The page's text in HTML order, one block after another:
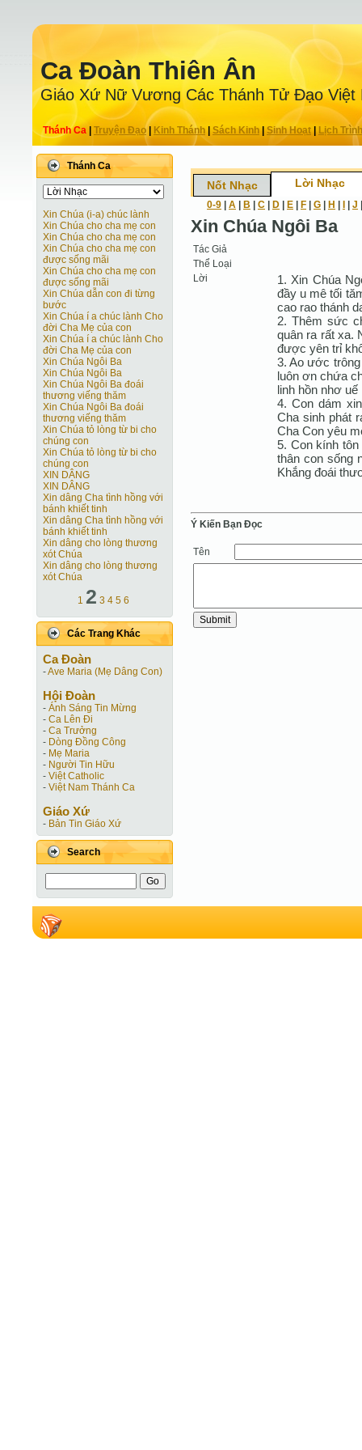
Ca Ðoàn Thiên Ân
Giáo Xứ Nữ Vương Các Thánh Tử Ðạo Việt
Thánh Ca Truyện Ðạo| Kinh Thánh Sách Kinh|Sinh Hoạt| Lịch Trình
Thánh Ca
Xin Chúa (i-a) chúc lành
Xin Chúa cho cha mẹ con
Xin Chúa cho cha mẹ con
Xin Chúa cho cha mẹ con
được sống mãi
Xin Chúa cho cha mẹ con
được sống mãi
Xin Chúa dẫn con đi từng
bước
Xin Chúa í a chúc lành Cho
đời Cha Mẹ của con
Xin Chúa í a chúc lành Cho
đời Cha Mẹ của con
Xin Chúa Ngôi Ba
Xin Chúa Ngôi Ba
Xin Chúa Ngôi Ba đoái
thương viếng thăm
Xin Chúa Ngôi Ba đoái
thương viếng thăm
Xin Chúa tỏ lòng từ bi cho
chúng con
Xin Chúa tỏ lòng từ bi cho
chúng con
XIN DÂNG
XIN DÂNG
Xin dâng Cha tình hồng với
bánh khiết tinh
Xin dâng Cha tình hồng với
bánh khiết tinh
Xin dâng cho lòng thương
xót Chúa
Xin dâng cho lòng thương
xót Chúa
1 2 3 4 5 6
Các Trang Khác
Ca Ðoàn
-Ave Maria (Mẹ Dâng Con)
Hội Ðoàn
- Ánh Sáng Tin Mừng
- Ca Lên Đi
- Ca Trưởng
- Dòng Đồng Công
- Mẹ Maria
- Người Tin Hữu
- Việt Catholic
- Việt Nam Thánh Ca
Giáo Xứ
- Bản Tin Giáo Xứ
Search
Nốt Nhạc Lời Nhạc
0-9 A B C D E F G H J
Xin Chúa Ngôi Ba
Tác Giả
Thể Loại
Lời
1. Xin Chúa
đầy u mê tối
cao rao thánh
2. Thêm sức
quân ra rất xa.
được yên trỉ
3. Ao ước
luôn ơn chứa
linh hồn nhơ
4. Con dám
Cha sinh phát
Cha Con yêu
5. Con kính
thân con sống
Khắng đoái
Ý Kiến Bạn Ðọc
Tên